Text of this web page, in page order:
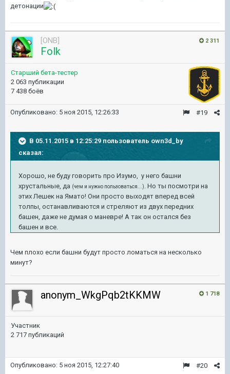
детонации
2 311
[ONB]
Folk
Старший бета-тестер
2 063 публикации
7 438 боёв
#19
Опубликовано: 5 ноя 2015, 12:26:33
В 05.11.2015 в 12:25:29 пользователь own3d_by
сказал:
Хорошо, не буду говорить про Изумо, у него башни
хрустальные, да (чем и нужно пользоваться...). Но ты посмотри на
этих Лешек на Ямато! Они просто выходят вперед всей
толпы, останавливаются и стреляют из двух передних
башен, даже не думая о маневре! А так он остался без
башен и все.
Чем плохо если башни будут просто ломаться на несколько
минут?
1 718
anonym_WkgPqb2tKKMW
Участник
2 717 публикаций
#20
Опубликовано: 5 ноя 2015, 12:27:40